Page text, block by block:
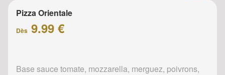
Pizza Orientale
Dès 9.99 €
Base sauce tomate, mozzarella, merguez, poivrons,